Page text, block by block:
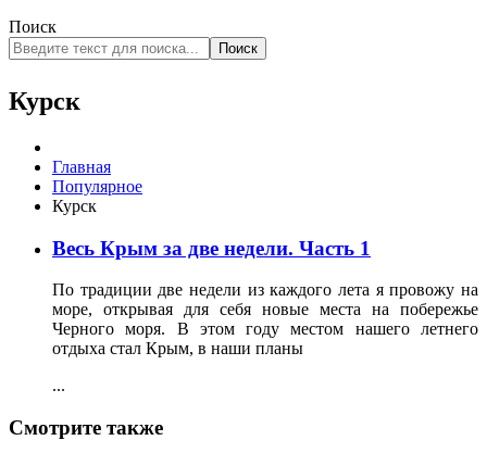
Поиск
Поиск
Курск
Главная
Популярное
Курск
Весь Крым за две недели. Часть 1
По традиции две недели из каждого лета я провожу на
море, открывая для себя новые места на побережье
Черного моря. В этом году местом нашего летнего
отдыха стал Крым, в наши планы
...
Смотрите также